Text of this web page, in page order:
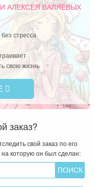
АЛЕКСЕЯ ВАЛЯЕВЫХ
стресса
свою жизнь
заказ?
свой заказ по его
которую он был сделан: